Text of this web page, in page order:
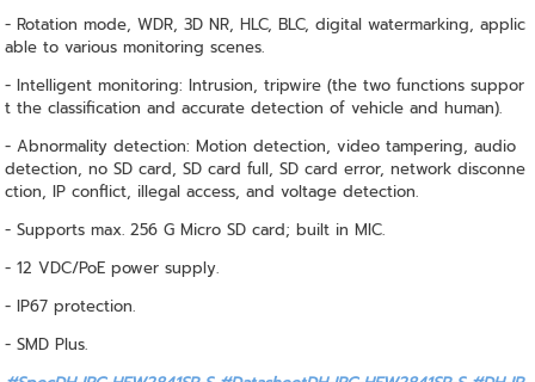
- Rotation mode, WDR, 3D NR, HLC, BLC, digital watermarking, applic
able to various monitoring scenes.
- Intelligent monitoring: Intrusion, tripwire (the two functions suppor
t the classification and accurate detection of vehicle and human).
- Abnormality detection: Motion detection, video tampering, audio
detection, no SD card, SD card full, SD card error, network disconne
ction, IP conflict, illegal access, and voltage detection.
- Supports max. 256 G Micro SD card; built in MIC.
- 12 VDC/PoE power supply.
- IP67 protection.
- SMD Plus.